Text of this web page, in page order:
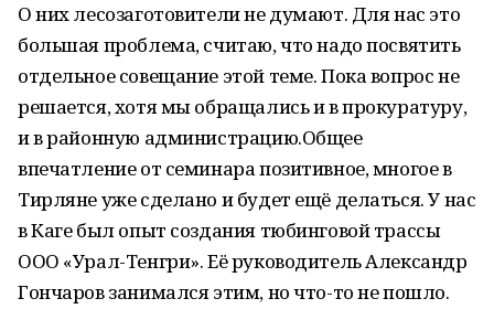
О них лесозаготовители не думают. Для нас это
большая проблема, считаю, что надо посвятить
отдельное совещание этой теме. Пока вопрос не
решается, хотя мы обращались и в прокуратуру,
и в районную администрацию.Общее
впечатление от семинара позитивное, многое в
Тирляне уже сделано и будет ещё делаться. У нас
в Каге был опыт создания тюбинговой трассы
ООО «Урал-Тенгри». Её руководитель Александр
Гончаров занимался этим, но что-то не пошло.